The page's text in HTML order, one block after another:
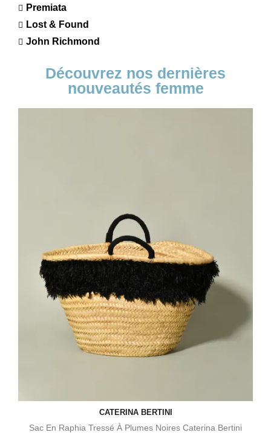
Premiata
Lost & Found
John Richmond
Découvrez nos dernières
nouveautés femme
CATERINA BERTINI
Sac En Raphia Tressé À Plumes Noires Caterina Bertini